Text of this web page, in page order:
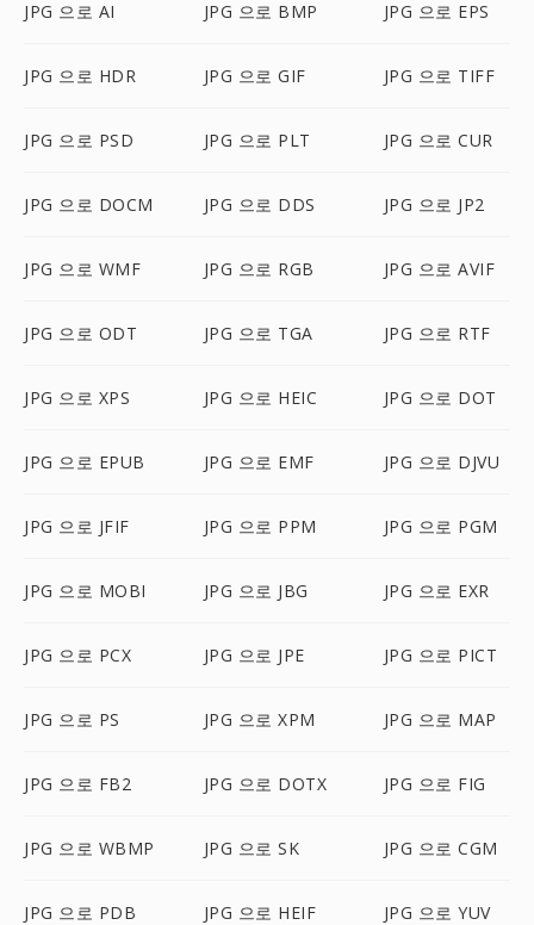
JPG 으로 AI JPG 으로 BMP JPG 으로 EPS
JPG 으로 HDR JPG 으로 GIF JPG 으로 TIFF
JPG 으로 PSD JPG 으로 PLT JPG 으로 CUR
JPG 으로 DOCM JPG 으로 DDS JPG 으로 JP2
JPG 으로 WMF JPG 으로 RGB JPG 으로 AVIF
JPG 으로 ODT JPG 으로 TGA JPG 으로 RTF
JPG 으로 XPS JPG 으로 HEIC JPG 으로 DOT
JPG 으로 EPUB JPG 으로 EMF JPG 으로 DJVU
JPG 으로 JFIF JPG 으로 PPM JPG 으로 PGM
JPG 으로 MOBI JPG 으로 JBG JPG 으로 EXR
JPG 으로 PCX JPG 으로 JPE JPG 으로 PICT
JPG 으로 PS JPG 으로 XPM JPG 으로 MAP
JPG 으로 FB2 JPG 으로 DOTX JPG 으로 FIG
JPG 으로 WBMP JPG 으로 SK JPG 으로 CGM
JPG 으로 PDB JPG 으로 HEIF JPG 으로 YUV